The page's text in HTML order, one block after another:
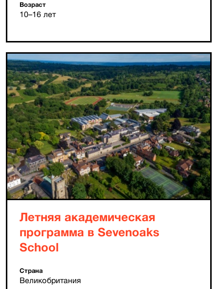
Возраст
10–16 лет
Летняя академическая
программа в Sevenoaks
School
Страна
Великобритания